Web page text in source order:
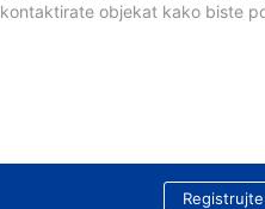
kontaktirate objekat kako biste